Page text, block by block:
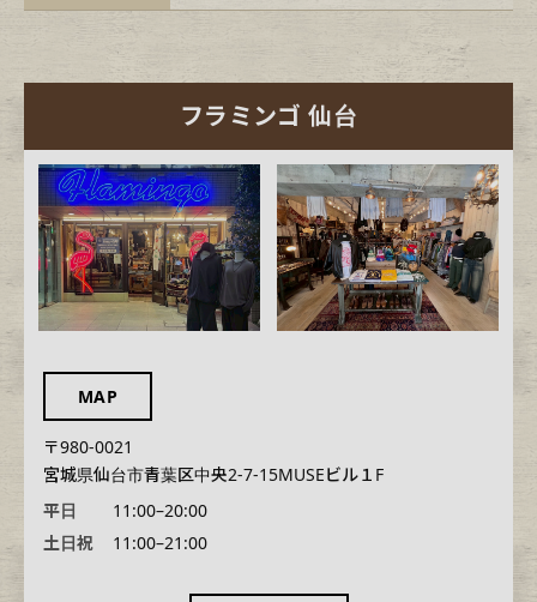
フラミンゴ 仙台
MAP
〒980-0021
宮城県仙台市青葉区中央2-7-15MUSEビル１F
平日
11:00–20:00
土日祝
11:00–21:00